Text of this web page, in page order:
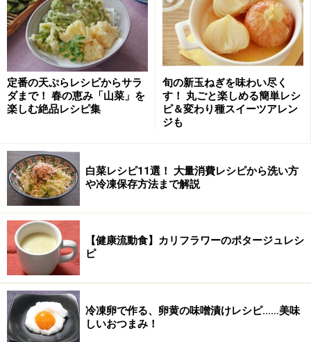
白ワイン 大さじ2
水 150cc
ローリエ 1枚
オリーブオイル 大さじ1
■トッピング
定番の天ぷらレシピからサラ
ダまで！ 春の恵み「山菜」を
楽しむ絶品レシピ集
旬の新玉ねぎを味わい尽く
す！ 丸ごと楽しめる簡単レシ
ピ＆変わり種スイーツアレン
ジも
白菜レシピ11選！ 大量消費レシピから洗い方
や冷凍保存方法まで解説
【健康流動食】カリフラワーのポタージュレシ
ピ
冷凍卵で作る、卵黄の味噌漬けレシピ……美味
しいおつまみ！